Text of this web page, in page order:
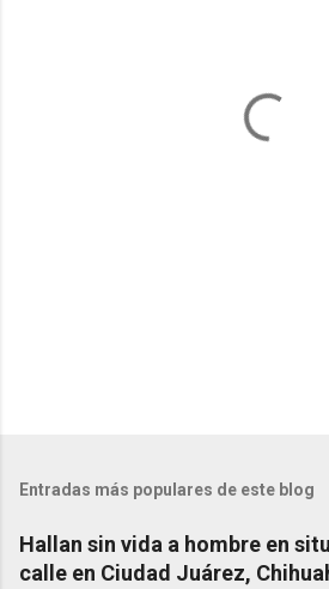
Entradas más populares de este blog
Hallan sin vida a hombre en
calle en Ciudad Juárez,